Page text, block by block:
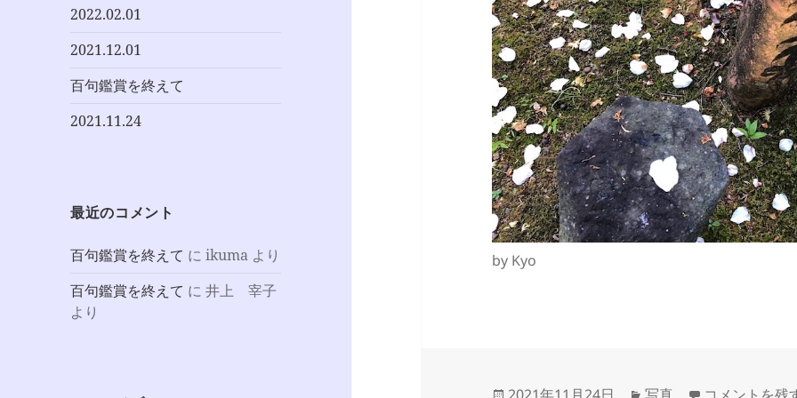
2022.02.01
2021.12.01
百句鑑賞を終えて
2021.11.24
最近のコメント
百句鑑賞を終えて にikuma より
百句鑑賞を終えて に井上 宰子
より
by Kyo
投 カ 2021.11.24 に